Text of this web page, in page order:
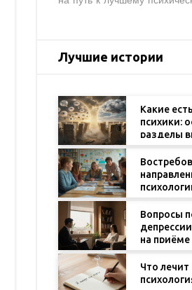
Лучшие истории
Какие
психики:
разделы
мира
выбрать?
Вопросы
на приёме
Что лечит